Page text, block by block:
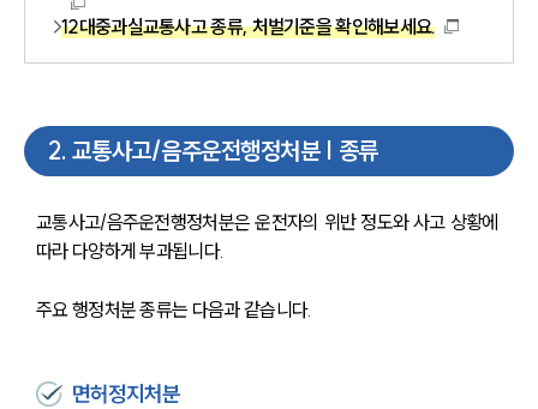
12대중과실교통사고 종류, 처벌기준을 확인해보세요.
2. 교통사고/음주운전행정처분 | 종류
교통사고/음주운전행정처분은 운전자의 위반 정도와 사고 상황에
따라 다양하게 부과됩니다.
주요 행정처분 종류는 다음과 같습니다.
면허정지처분